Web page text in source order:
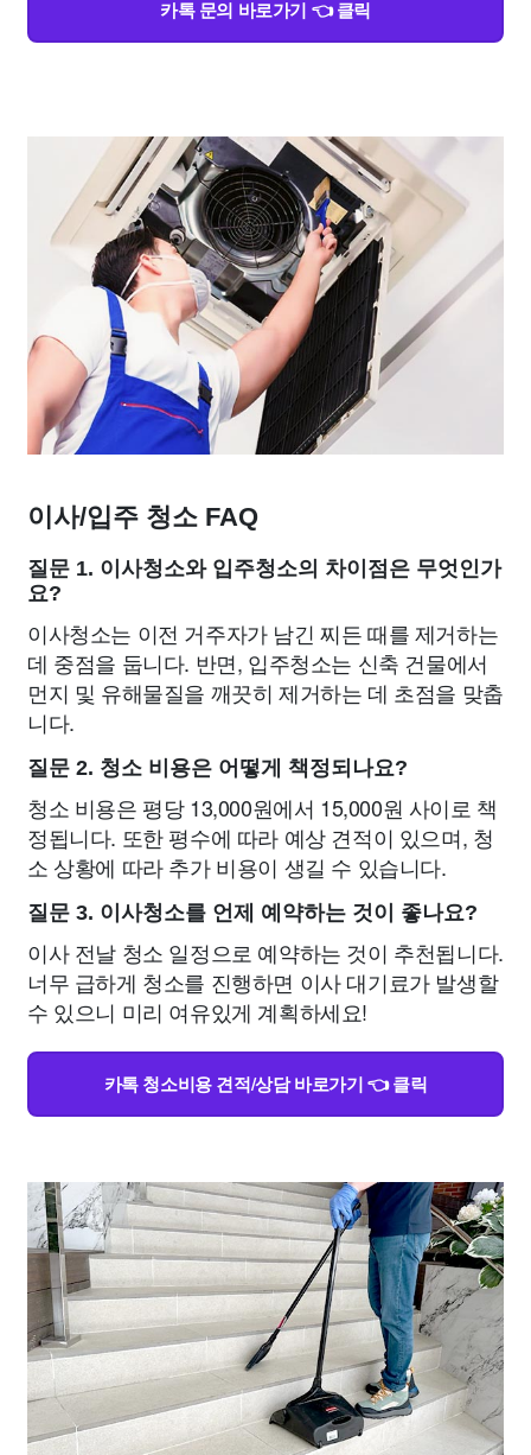
카톡 문의 바로가기 👈 클릭
이사/입주 청소 FAQ
질문 1. 이사청소와 입주청소의 차이점은 무엇인가
요?
이사청소는 이전 거주자가 남긴 찌든 때를 제거하는
데 중점을 둡니다. 반면, 입주청소는 신축 건물에서
먼지 및 유해물질을 깨끗히 제거하는 데 초점을 맞춥
니다.
질문 2. 청소 비용은 어떻게 책정되나요?
청소 비용은 평당 13,000원에서 15,000원 사이로 책
정됩니다. 또한 평수에 따라 예상 견적이 있으며, 청
소 상황에 따라 추가 비용이 생길 수 있습니다.
질문 3. 이사청소를 언제 예약하는 것이 좋나요?
이사 전날 청소 일정으로 예약하는 것이 추천됩니다.
너무 급하게 청소를 진행하면 이사 대기료가 발생할
수 있으니 미리 여유있게 계획하세요!
카톡 청소비용 견적/상담 바로가기 👈 클릭